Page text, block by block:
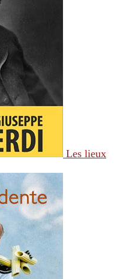
Les lieux